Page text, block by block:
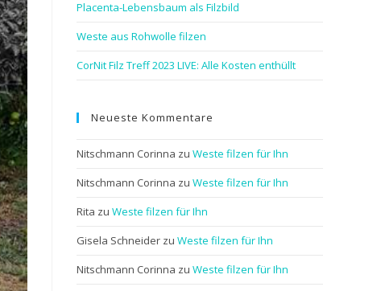
Placenta-Lebensbaum als Filzbild
Weste aus Rohwolle filzen
CorNit Filz Treff 2023 LIVE: Alle Kosten enthüllt
Neueste Kommentare
Nitschmann Corinna zu Weste filzen für Ihn
Nitschmann Corinna zu Weste filzen für Ihn
Rita zu Weste filzen für Ihn
Gisela Schneider zu Weste filzen für Ihn
Nitschmann Corinna zu Weste filzen für Ihn